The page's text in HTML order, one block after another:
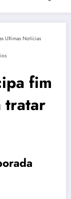
Ultimas Notícias
fim
tratar